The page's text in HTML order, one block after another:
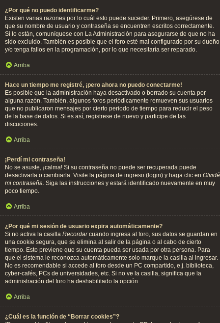
¿Por qué no puedo identificarme?
Existen varias razones por lo cuál esto puede suceder. Primero, asegúrese de
que su nombre de usuario y contraseña se encuentren escritos correctamente.
Si lo están, comuníquese con La Administración para asegurarse de que no ha
sido excluido. También es posible que el foro esté mal configurado por su dueño
y/o tenga fallos en la programación, por lo que necesitaría ser reparado.
Arriba
Hace un tiempo me registré, ¡pero ahora no puedo conectarme!
Es posible que la administración haya desactivado o borrado su cuenta por
alguna razón. También, algunos foros periódicamente remueven sus usuarios
que no publicaron mensajes por cierto periodo de tiempo para reducir el peso
de la base de datos. Si es así, registrese de nuevo y participe de las
discuciones.
Arriba
¡Perdí mi contraseña!
No se asuste, ¡calma! Si su contraseña no puede ser recuperada puede
desactivarla o cambiarla. Visite la página de ingreso (login) y haga clic en Olvidé
mi contraseña. Siga las instrucciones y estará identificado nuevamente en muy
poco tiempo.
Arriba
¿Por qué mi sesión de usuario expira automáticamente?
Si no activa la casilla Recordarcuando ingresa al foro, sus datos se guardan en
una cookie segura, que se elimina al salir de la página o al cabo de cierto
tiempo. Esto previene que su cuenta pueda ser usada por otra persona. Para
que el sistema le reconozca automáticamente solo marque la casilla al ingresar.
No es recomendable si accede al foro desde un PC compartido, e.j. biblioteca,
cyber-cafés, PCs de universidades, etc. Si no ve la casilla, significa que la
administración del foro ha deshabilitado la opción.
Arriba
¿Cuál es la función de “Borrar cookies”?